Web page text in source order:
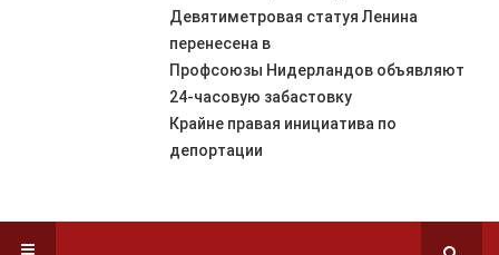
Девятиметровая статуя Ленина
перенесена в
Профсоюзы Нидерландов объявляют
24-часовую забастовку
Крайне правая инициатива по
депортации